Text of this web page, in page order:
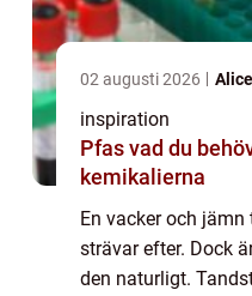
02 augusti 2026
inspiration
Pfas vad du behöver veta om de eviga
kemikalierna
En vacker och
strävar efter. Dock
den naturligt.